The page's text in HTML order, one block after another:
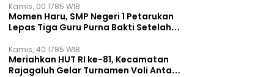
Kamis, 00 1785 WIB
Momen Haru, SMP Negeri 1 Petarukan
Lepas Tiga Guru Purna Bakti Setelah
Kamis, 40 1785 WIB
Meriahkan HUT RI ke-81, Kecamatan
Rajagaluh Gelar Turnamen Voli Antar